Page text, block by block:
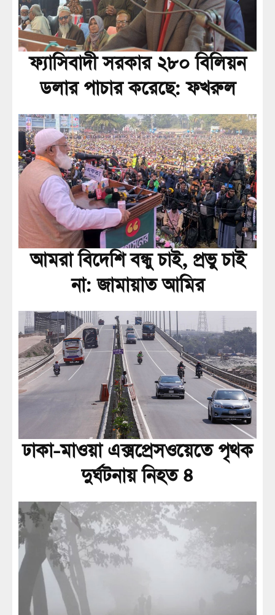
ফ্যাসিবাদী সরকার ২৮০ বিলিয়ন
ডলার পাচার করেছে: ফখরুল
আমরা বিদেশি বন্ধু চাই, প্রভু চাই
না: জামায়াত আমির
ঢাকা-মাওয়া এক্সপ্রেসওয়েতে পৃথক
দুর্ঘটনায় নিহত ৪